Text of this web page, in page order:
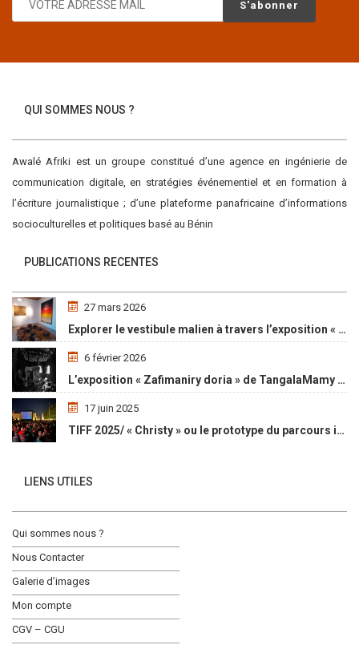
QUI SOMMES NOUS ?
Awalé Afriki est un groupe constitué d’une agence en ingénierie de
communication digitale, en stratégies événementiel et en formation à
l’écriture journalistique ; d’une plateforme panafricaine d’informations
socioculturelles et politiques basé au Bénin
PUBLICATIONS RECENTES
27 mars 2026
Explorer le vestibule malien à travers l’exposition « Maaya Bulon »
6 février 2026
L’exposition « Zafimaniry doria » de TangalaMamy honore la mémoire d’un peuple malgache
17 juin 2025
TIFF 2025/ « Christy » ou le prototype du parcours initiatique
LIENS UTILES
Qui sommes nous ?
Nous Contacter
Galerie d’images
Mon compte
CGV – CGU